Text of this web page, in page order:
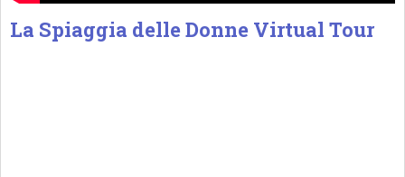
La Spiaggia delle Donne Virtual Tour